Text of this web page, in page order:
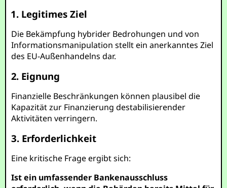
1. Legitimes Ziel
Die Bekämpfung hybrider Bedrohungen und von
Informationsmanipulation stellt ein anerkanntes Ziel
des EU-Außenhandelns dar.
2. Eignung
Finanzielle Beschränkungen können plausibel die
Kapazität zur Finanzierung destabilisierender
Aktivitäten verringern.
3. Erforderlichkeit
Eine kritische Frage ergibt sich:
Ist ein umfassender Bankenausschluss